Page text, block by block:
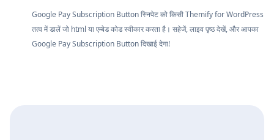
Google Pay Subscription Button स्निपेट को किसी Themify for WordPress
तत्व में डालें जो html या एम्बेड कोड स्वीकार करता है। सहेजें, लाइव पृष्ठ देखें, और आपका
Google Pay Subscription Button दिखाई देगा!